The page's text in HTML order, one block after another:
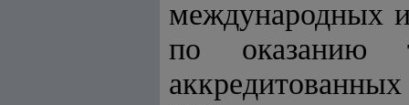
международных
по оказанию